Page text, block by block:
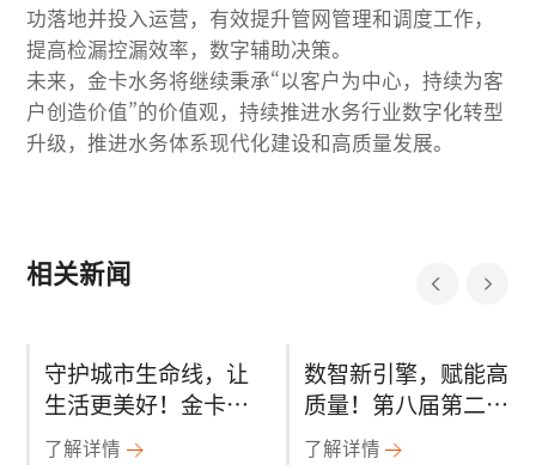
功落地并投入运营，有效提升管网管理和调度工作，
提高检漏控漏效率，数字辅助决策。
未来，金卡水务将继续秉承“以客户为中心，持续为客
户创造价值”的价值观，持续推进水务行业数字化转型
升级，推进水务体系现代化建设和高质量发展。
相关新闻
守护城市生命线，让
生活更美好！金卡智
能精彩亮相第十届中
了解详情
数智新引擎，赋能高
质量！第八届第二次
金卡智能集团用户大
了解详情